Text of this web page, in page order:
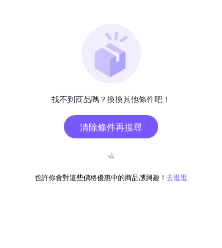
找不到商品嗎？換換其他條件吧！
清除條件再搜尋
或
也許你會對這些價格優惠中的商品感興趣！ 去逛逛